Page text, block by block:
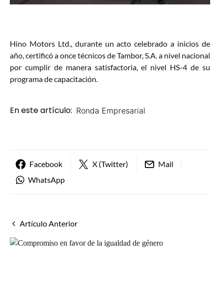
Hino Motors Ltd., durante un acto celebrado a inicios de
año, certificó a once técnicos de Tambor, S.A. a nivel nacional
por cumplir de manera satisfactoria, el nivel HS-4 de su
programa de capacitación.
En este artículo: Ronda Empresarial
Facebook X (Twitter)
Mail
WhatsApp
Artículo Anterior